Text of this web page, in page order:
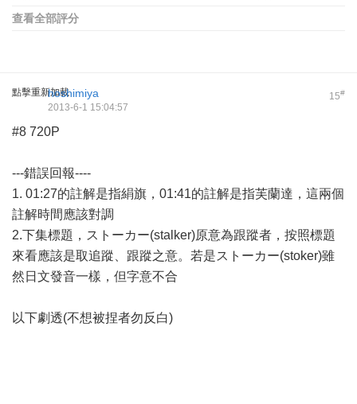
查看全部評分
點擊重新加載 15#
hoshimiya
2013-6-1 15:04:57
#8 720P
---錯誤回報----
1. 01:27的註解是指絹旗，01:41的註解是指芙蘭達，這兩個
註解時間應該對調
2.下集標題，ストーカー(stalker)原意為跟蹤者，按照標題
來看應該是取追蹤、跟蹤之意。若是ストーカー(stoker)雖
然日文發音一樣，但字意不合
以下劇透(不想被捏者勿反白)